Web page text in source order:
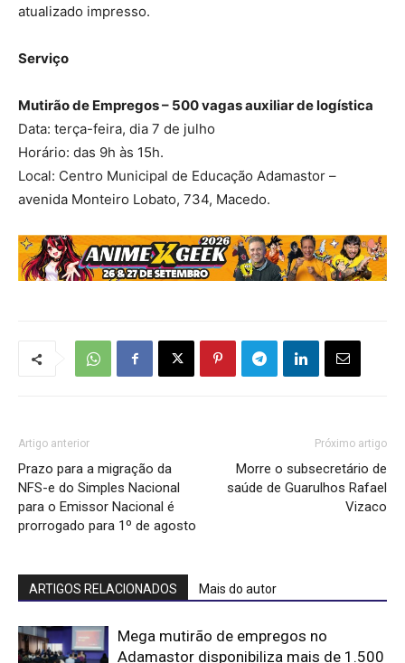
atualizado impresso.
Serviço
Mutirão de Empregos – 500 vagas auxiliar de logística
Data: terça-feira, dia 7 de julho
Horário: das 9h às 15h.
Local: Centro Municipal de Educação Adamastor –
avenida Monteiro Lobato, 734, Macedo.
Artigo anterior
Prazo para a migração da
NFS-e do Simples Nacional
para o Emissor Nacional é
prorrogado para 1º de agosto
Próximo artigo
Morre o subsecretário de
saúde de Guarulhos Rafael
Vizaco
ARTIGOS RELACIONADOS Mais do autor
Mega mutirão de empregos no
Adamastor disponibiliza mais de 1.500